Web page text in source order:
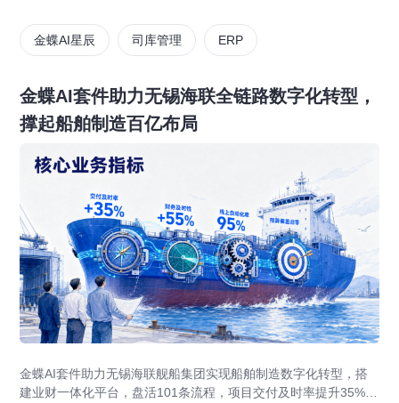
金蝶AI星辰 司库管理 ERP
金蝶AI套件助力无锡海联全链路数字化转型，
撑起船舶制造百亿布局
金蝶AI套件助力无锡海联舰船集团实现船舶制造数字化转型，搭
建业财一体化平台，盘活101条流程，项目交付及时率提升35%，